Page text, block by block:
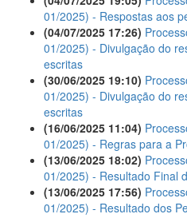
01/2025) - Respostas aos
(04/07/2025 17:26)
01/2025) - Divulgação do
escritas
(30/06/2025 19:10)
01/2025) - Divulgação do
escritas
(16/06/2025 11:04)
01/2025) - Regras para a
(13/06/2025 18:02)
01/2025) - Resultado Final
(13/06/2025 17:56)
01/2025) - Resultado dos